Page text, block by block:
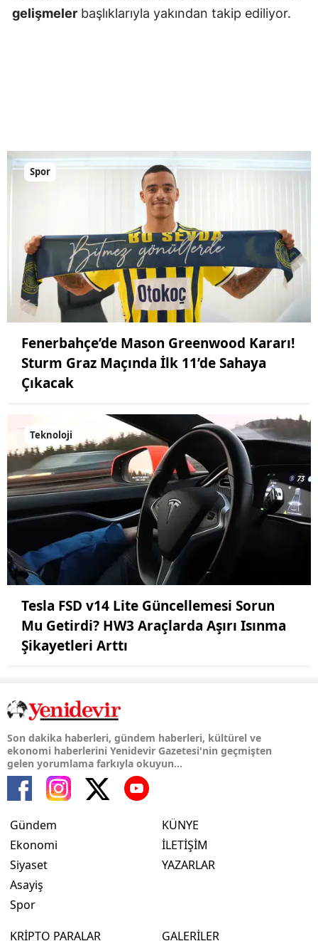
gelişmeler başlıklarıyla yakından takip ediliyor.
Spor
Fenerbahçe’de Mason Greenwood Kararı!
Sturm Graz Maçında İlk 11’de Sahaya
Çıkacak
Teknoloji
Tesla FSD v14 Lite Güncellemesi Sorun
Mu Getirdi? HW3 Araçlarda Aşırı Isınma
Şikayetleri Arttı
Son dakika haberleri, gündem haberleri, kültürel ve
ekonomi haberlerini Yenidevir Gazetesi'nin geçmişten
gelen yorumlama farkıyla okuyun...
Gündem
Ekonomi
Siyaset
Asayiş
Spor
KÜNYE
İLETİŞİM
YAZARLAR
KRİPTO PARALAR GALERİLER